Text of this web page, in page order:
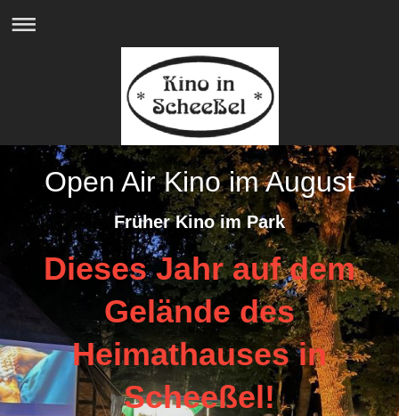
Open Air Kino im August
Früher Kino im Park
Dieses Jahr auf dem
Gelände des
Heimathauses in
Scheeßel!